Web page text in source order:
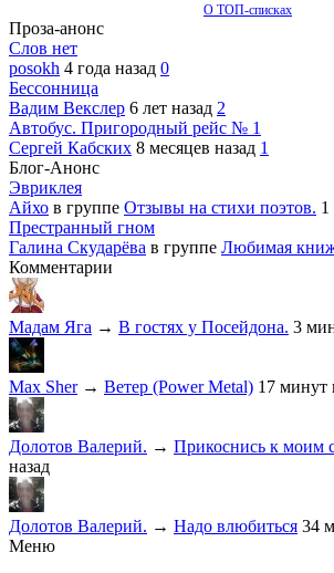
О ТОП-списках
Проза-анонс
Слов нет
posokh 4 года назад 0
Бессонница
Вадим Векслер 6 лет назад 2
Автобус. Пригородный рейс № 1
Сергей Кабских 8 месяцев назад 1
Блог-Анонс
Эвриклея
Айхо в группе Отзывы на стихи поэтов. 1
Престранный гном
Галина Скударёва в группе Любимая
Комментарии
Мадам Яга → В гостях у Посейдона. 3
Max Sher→ Ветер (Power Metal) 17 минут
Долотов Валерий. → Прикоснись к моим
назад
Долотов Валерий. → Надо влюбиться 34
Меню